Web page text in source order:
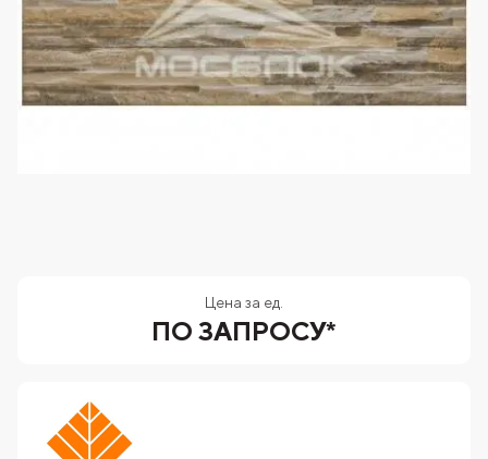
Цена за ед.
ПО ЗАПРОСУ*